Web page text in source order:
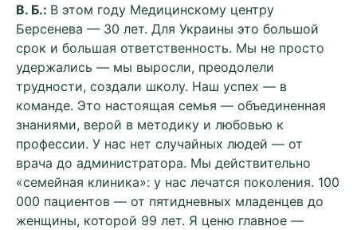
В. Б.: В этом году Медицинскому центру
Берсенева — 30 лет. Для Украины это большой
срок и большая ответственность. Мы не просто
удержались — мы выросли, преодолели
трудности, создали школу. Наш успех — в
команде. Это настоящая семья — объединенная
знаниями, верой в методику и любовью к
профессии. У нас нет случайных людей — от
врача до администратора. Мы действительно
«семейная клиника»: у нас лечатся поколения. 100
000 пациентов — от пятидневных младенцев до
женщины, которой 99 лет. Я ценю главное —